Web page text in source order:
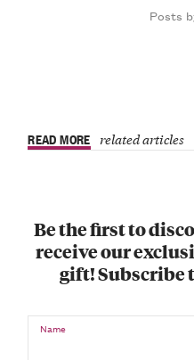
Posts
READ MORE related articles
Be the first to
receive our
gift! Subscribe
Name